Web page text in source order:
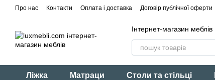
Перейти до основного контенту
Про нас Контакти Оплата і доставка Договір публічної оферти
Інтернет-магазин меблів
Ліжка Матраци Столи та стільці